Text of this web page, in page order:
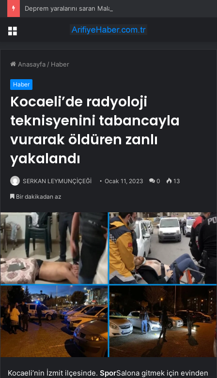
Deprem yaralarını saran Malatya’da festival coşkusu
Menü
Anasayfa / Haber
Haber
Kocaeli’de radyoloji
teknisyenini tabancayla
vurarak öldüren zanlı
yakalandı
SERKAN LEYMUNÇİÇEĞİ Ocak 11, 2023 0 13
Bir dakikadan az
Kocaeli’nin İzmit ilçesinde. SporSalona gitmek için evinden